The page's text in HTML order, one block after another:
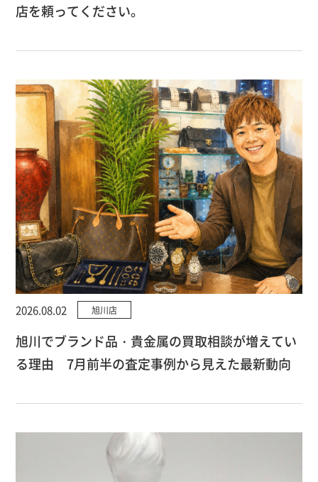
店を頼ってください。
2026.08.02 旭川店
旭川でブランド品・貴金属の買取相談が増えてい
る理由 7月前半の査定事例から見えた最新動向